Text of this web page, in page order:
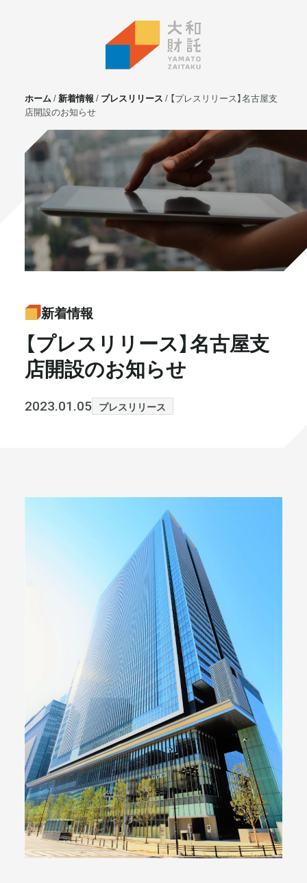
サービス
不動産投資
⼟地活⽤
マンション管理
賃貸管理
実需用戸建・マンション
ホテル事業
書籍・メディア
セミナー
大和財託の意志
お知らせ
採⽤情報
コラム
まずは無料で相談
メールマガジン
ホーム 新着情報 プレスリリース
【プレスリリース】名古屋支
店開設のお知らせ
新着情報
【プレスリリース】名古屋支
店開設のお知らせ
2023.01.05 プレスリリース